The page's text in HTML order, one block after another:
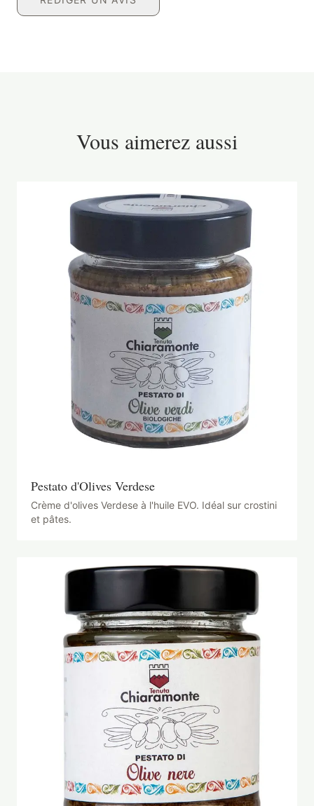
Vous aimerez aussi
Pestato d'Olives Verdese
Crème d'olives Verdese à l'huile EVO. Idéal sur crostini
et pâtes.